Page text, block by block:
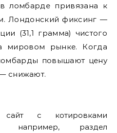
ломбарде привязана к
Лондонский фиксинг —
(31,1 грамма) чистого
мировом рынке. Когда
повышают цену
снижают.
с котировками
например, раздел